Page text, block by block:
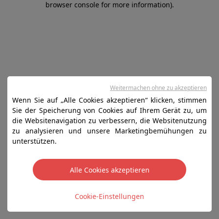
browser console for more information).
Wenn Sie auf „Alle Cookies akzeptieren“ klicken, stimmen
Sie der Speicherung von Cookies auf Ihrem Gerät zu, um
die Websitenavigation zu verbessern, die Websitenutzung
zu analysieren und unsere Marketingbemühungen zu
unterstützen.
Alle Cookies akzeptieren
Cookie-Einstellungen
Weitermachen ohne zu akzeptieren